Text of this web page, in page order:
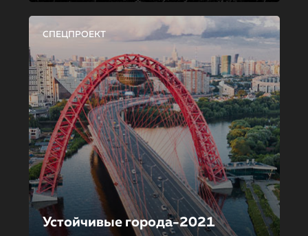
СПЕЦПРОЕКТ
Устойчивые города-2021